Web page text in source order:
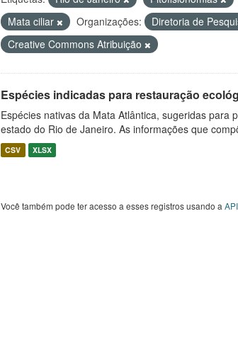
Mata ciliar
Organizações: Diretoria de
Creative Commons Atribuição
Espécies indicadas para restauração
Espécies nativas da Mata Atlântica, sugeridas
estado do Rio de Janeiro. As informações que
CSV XLSX
Você também pode ter acesso a esses registros usando a API